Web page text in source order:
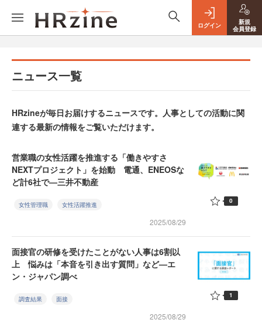
ログイン
新規
会員登録
ニュース一覧
HRzineが毎日お届けするニュースです。人事としての活動に関
連する最新の情報をご覧いただけます。
営業職の女性活躍を推進する「働きやすさ
NEXTプロジェクト」を始動 電通、ENEOSな
ど計6社で—三井不動産
女性管理職 女性活躍推進
2025/08/29
0
面接官の研修を受けたことがない人事は6割以
上 悩みは「本音を引き出す質問」など—エ
ン・ジャパン調べ
調査結果 面接
2025/08/29
1